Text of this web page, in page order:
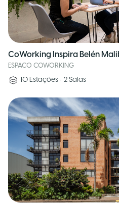
CoWorking Inspira Belén
ESPACO COWORKING
10 Estações • 2 Salas